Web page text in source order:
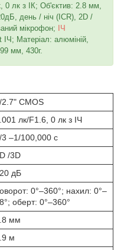
0 лк з ІК; Об'єктив: 2.8 мм,
день / ніч (ICR), 2D /
мікрофон;
ІЧ
Матеріал: алюміній,
мм, 430г.
2.7" CMOS
лк/F1.6, 0 лк з ІЧ
3 –1/100,000 с
/3D
дБ
0°–360°; нахил: 0°–
оберт: 0°–360°
мм
м